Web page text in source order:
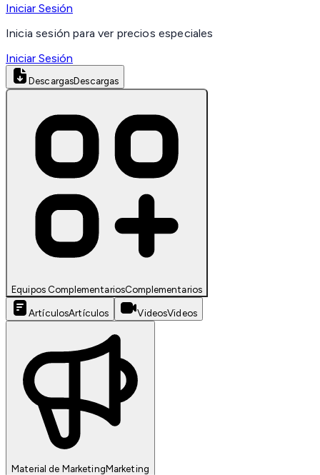
Iniciar Sesión
Inicia sesión para ver precios especiales
Iniciar Sesión
DescargasDescargas
Equipos ComplementariosComplementarios
ArtículosArtículos VideosVideos
Material de MarketingMarketing